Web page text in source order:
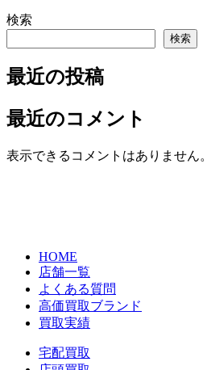
検索
検索
最近の投稿
最近のコメント
表示できるコメントはありません。
HOME
店舗一覧
よくある質問
高価買取ブランド
買取実績
宅配買取